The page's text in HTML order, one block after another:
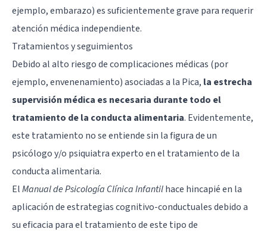
ejemplo, embarazo) es suficientemente grave para requerir
atención médica independiente.
Tratamientos y seguimientos
Debido al alto riesgo de complicaciones médicas (por
ejemplo, envenenamiento) asociadas a la Pica, la estrecha
supervisión médica es necesaria durante todo el
tratamiento de la conducta alimentaria. Evidentemente,
este tratamiento no se entiende sin la figura de un
psicólogo y/o psiquiatra experto en el tratamiento de la
conducta alimentaria.
ElManual de Psicología Clínica Infantilhace hincapié en la
aplicación deestrategias cognitivo-conductualesdebido a
su eficacia para el tratamiento de este tipo de